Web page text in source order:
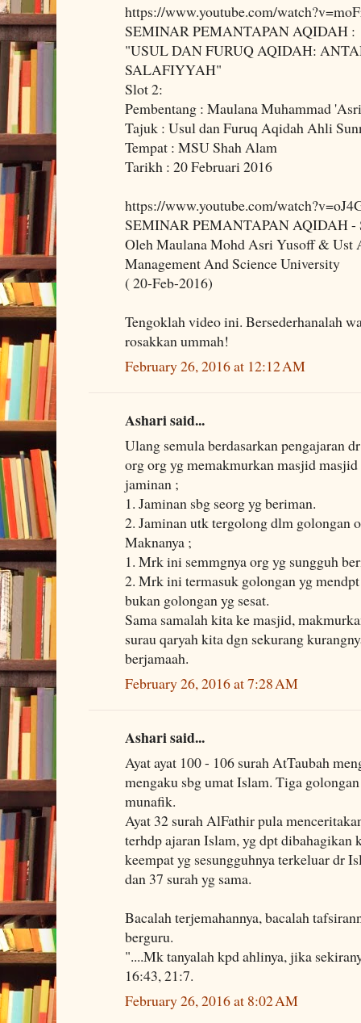
https://www.youtube.com/
SEMINAR PEMANTAPAN AQIDAH :
"USUL DAN FURUQ AQIDAH:
SALAFIYYAH"
Slot 2:
Pembentang : Maulana Muhammad
Tajuk : Usul dan Furuq Aqidah Ahli
Tempat : MSU Shah Alam
Tarikh : 20 Februari 2016
https://www.youtube.com/
SEMINAR PEMANTAPAN AQIDAH -
Oleh Maulana Mohd Asri Yusoff & Ust
Management And Science University
( 20-Feb-2016)
Tengoklah video ini. Bersederhanalah
rosakkan ummah!
February 26, 2016 at 12:12 AM
Ashari said...
Ulang semula berdasarkan pengajaran
org org yg memakmurkan masjid
jaminan ;
1. Jaminan sbg seorg yg beriman.
2. Jaminan utk tergolong dlm golongan
Maknanya ;
1. Mrk ini semmgnya org yg sungguh
2. Mrk ini termasuk golongan yg
bukan golongan yg sesat.
Sama samalah kita ke masjid,
surau qaryah kita dgn sekurang
berjamaah.
February 26, 2016 at 7:28 AM
Ashari said...
Ayat ayat 100 - 106 surah AtTaubah
mengaku sbg umat Islam. Tiga
munafik.
Ayat 32 surah AlFathir pula
terhdp ajaran Islam, yg dpt dibahagikan
keempat yg sesungguhnya terkeluar dr
dan 37 surah yg sama.
Bacalah terjemahannya, bacalah
berguru.
"....Mk tanyalah kpd ahlinya, jika
16:43, 21:7.
February 26, 2016 at 8:02 AM